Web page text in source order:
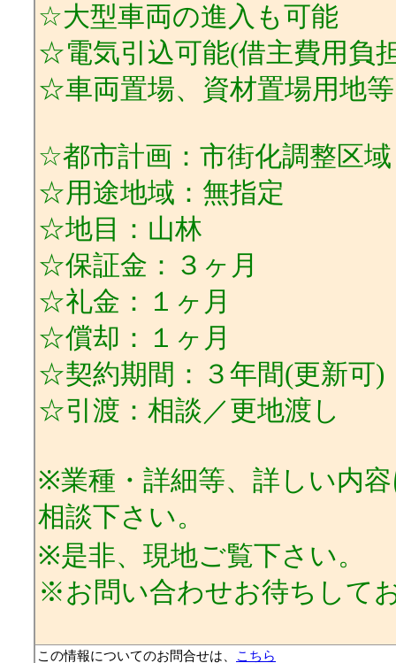
☆大型車両の進入も可能
☆電気引込可能(借主費用負
☆車両置場、資材置場用地
☆都市計画：市街化調整区域
☆用途地域：無指定
☆地目：山林
☆保証金：３ヶ月
☆礼金：１ヶ月
☆償却：１ヶ月
☆契約期間：３年間(更新可)
☆引渡：相談／更地渡し
※業種・詳細等、詳しい内
相談下さい。
※是非、現地ご覧下さい。
※お問い合わせお待ちして
この情報についてのお問合せは、 こちら